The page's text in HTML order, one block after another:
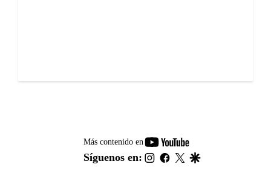
Más contenido en
youtube-
footer
Síguenos en: instagram
facebook
twitter